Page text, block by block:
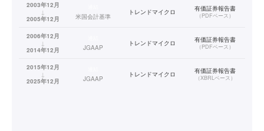
2003年12月
↓
2005年12月
米国会計基準
トレンドマイクロ 有価証券報告書
（PDFベース）
2006年12月
↓
2014年12月
JGAAP
トレンドマイクロ 有価証券報告書
（PDFベース）
2015年12月
↓
2025年12月
JGAAP
トレンドマイクロ 有価証券報告書
（XBRLベース）